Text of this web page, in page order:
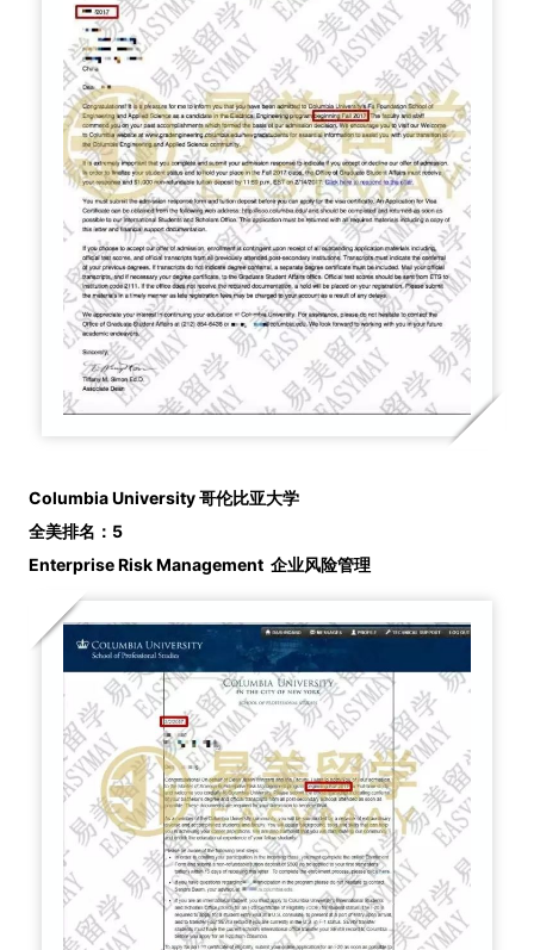
Columbia University 哥伦比亚大学
全美排名：5
Enterprise Risk Management 企业风险管理